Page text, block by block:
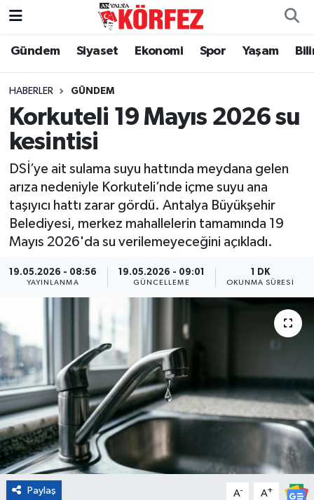
Gündem Siyaset Ekonomi Spor Yaşam
HABERLER GÜNDEM
Korkuteli 19 Mayıs 2026 su
kesintisi
DSİ’ye ait sulama suyu hattında meydana gelen
arıza nedeniyle Korkuteli’nde içme suyu ana
taşıyıcı hattı zarar gördü. Antalya Büyükşehir
Belediyesi, merkez mahallelerin tamamında 19
Mayıs 2026'da su verilemeyeceğini açıkladı.
19.05.2026 - 08:56
YAYINLANMA
19.05.2026 - 09:01
GÜNCELLEME
1 DK
OKUNMA SÜRESI
Paylaş A- A+
Gündem
Siyaset
Yerel Yönetim
Yaşam
Asayiş
Sağlık
Magazin
Turizm
Çevre
Nöbetçi Eczaneler
Hava Durumu
Trafik Durumu
Tüm Manşetler
Son Dakika Haberleri
Haber Arşivi